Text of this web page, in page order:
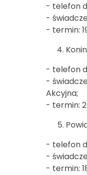
- telefon
-
- termin:
- telefon
-
Akcyjna;
- termin:
- telefon
-
- termin: